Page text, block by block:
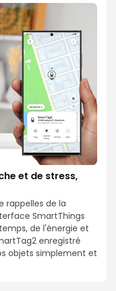
et de stress,
rappelles de la
SmartThings
de l'énergie et
enregistré
objets simplement et